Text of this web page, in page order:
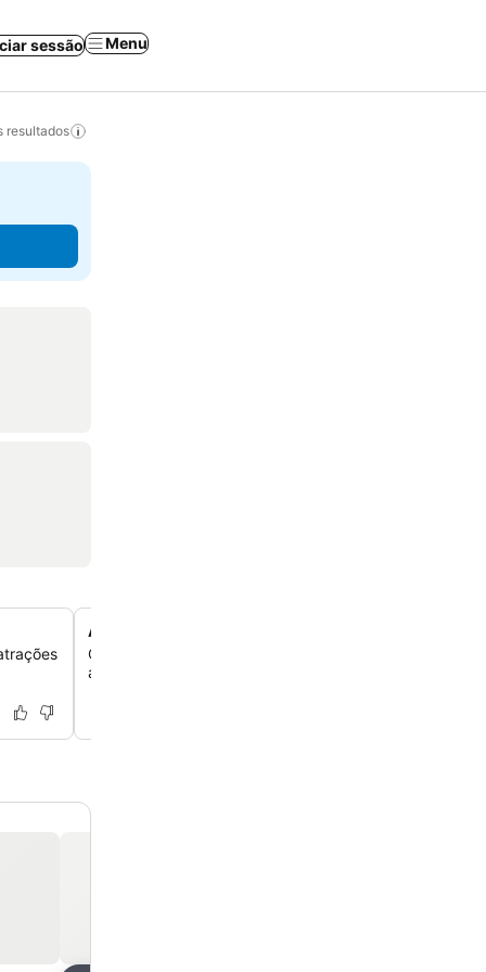
sessão Menu
resultados
Assistência 24 horas na recepção
Conte com o apoio contínuo da recepção para suas
armazenamento de bagagem e recomendações locais.